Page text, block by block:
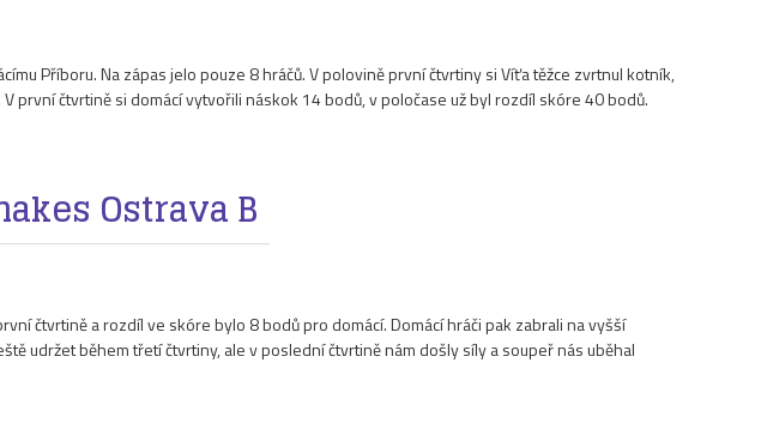
Příboru. Na zápas jelo pouze 8 hráčů. V polovině první čtvrtiny si Víťa těžce zvrtnul kotník,
první čtvrtině si domácí vytvořili náskok 14 bodů, v poločase už byl rozdíl skóre 40 bodů.
Ostrava B
čtvrtině a rozdíl ve skóre bylo 8 bodů pro domácí. Domácí hráči pak zabrali na vyšší
udržet během třetí čtvrtiny, ale v poslední čtvrtině nám došly síly a soupeř nás uběhal